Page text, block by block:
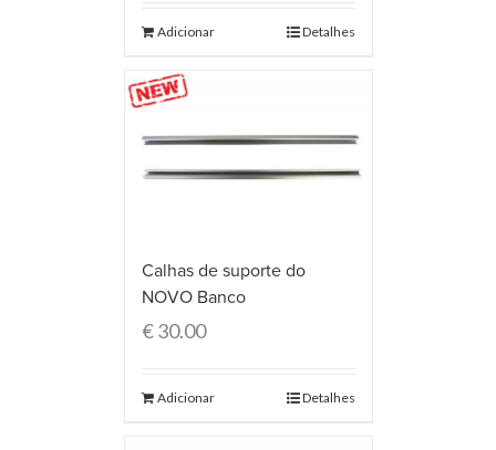
Adicionar Detalhes
Calhas de suporte do
NOVO Banco
€30.00
Adicionar Detalhes